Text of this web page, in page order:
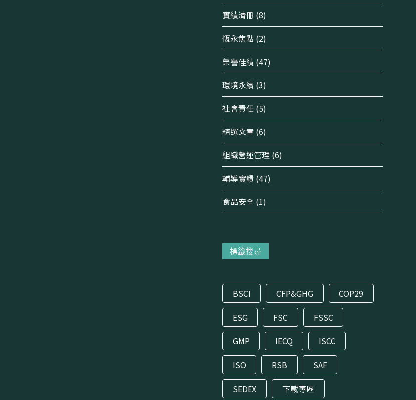
實績清冊 (8)
恆永焦點(2)
榮譽佳績(47)
環境永續 (3)
社會責任(5)
精選文章(6)
組織營運管理(6)
輔導實績(47)
食品安全(1)
標籤搜尋
BSCI CFP&GHG
COP29
ESG
FSC
FSSC
GMP
IECQ
ISCC
ISO
RSB
SAF
SEDEX
下載專區